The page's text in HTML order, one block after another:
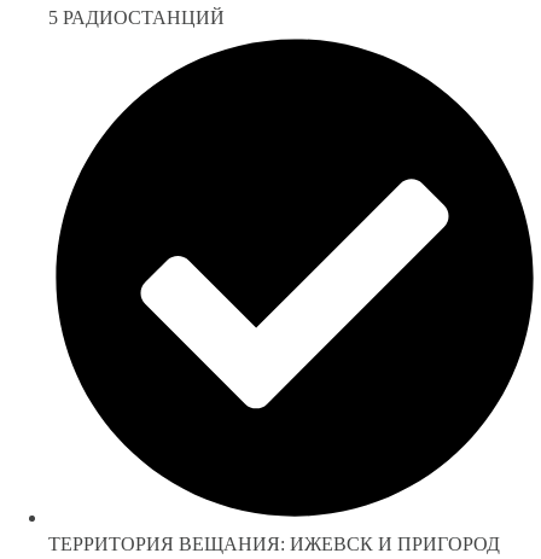
5 РАДИОСТАНЦИЙ
ТЕРРИТОРИЯ ВЕЩАНИЯ: ИЖЕВСК И ПРИГОРОД